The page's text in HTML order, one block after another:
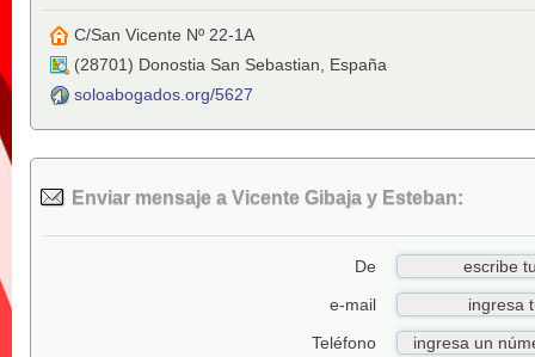
C/San Vicente Nº 22-1A
(28701) Donostia San Sebastian
España
soloabogados.org/5627
Enviar mensaje a Vicente Gibaja y Esteban:
De
e-mail
Teléfono